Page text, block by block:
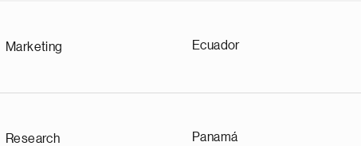
Marketing Ecuador
Research Panamá